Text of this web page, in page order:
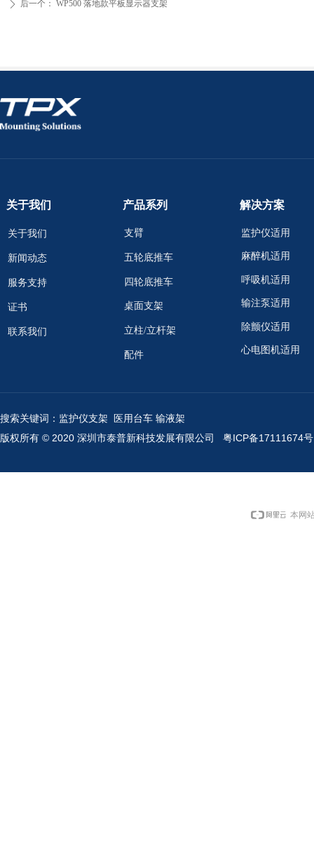
ꄲ 后一个： WP500 落地款平板显示器支架
关于我们
新闻动态
服务支持
证书
联系我们
关于我们 产品系列
支臂
五轮底推车
四轮底推车
桌面支架
立柱/立杆架
配件
监护仪适用
麻醉机适用
呼吸机适用
输注泵适用
除颤仪适用
心电图机适用
解决方案
搜索关键词：监护仪支架 医用台车 输液架
版权所有 © 2020 深圳市泰普新科技发展有限公司 粤ICP备17111674号
本网